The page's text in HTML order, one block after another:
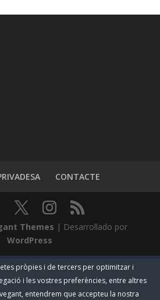
CONTACTE
Themes | Desarrollado por
WordPress
pròpies i de tercers per optimitzar i
i les vostres preferències, entre altres
entendrem que accepteu la nostra